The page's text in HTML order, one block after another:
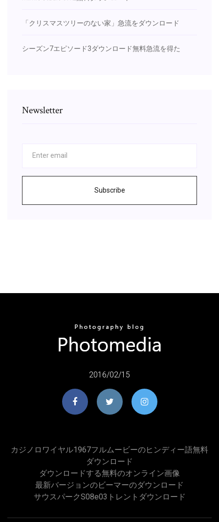
「クリスマスツリーのない家」急流をダウンロード
シーズン7エピソード3ダウンロード無料急流を得た
Newsletter
Subscribe
2016/02/15
カジノロワイヤル1967フルムービーのヒンディー語無料
ダウンロード
ダウンロードする無料のオンライン画像
最新バージョンのビーマーのダウンロード
サウスパークs08e03トレントダウンロード